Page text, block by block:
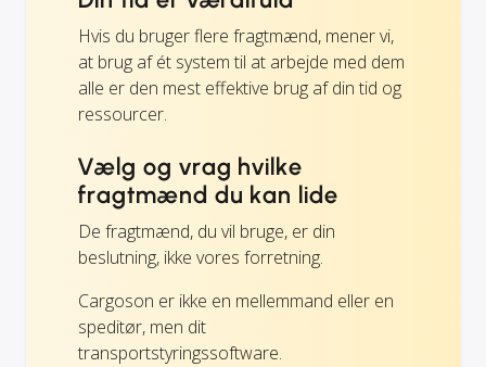
Hvis du bruger flere fragtmænd, mener vi,
at brug af ét system til at arbejde med dem
alle er den mest effektive brug af din tid og
ressourcer.
Vælg og vrag hvilke
fragtmænd du kan lide
De fragtmænd, du vil bruge, er din
beslutning, ikke vores forretning.
Cargoson er ikke en mellemmand eller en
speditør, men dit
transportstyringssoftware.